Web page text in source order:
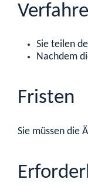
Sie teilen
Nachdem
Fristen
Sie müssen die